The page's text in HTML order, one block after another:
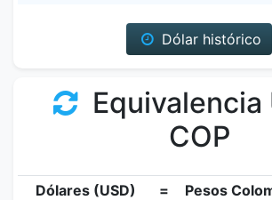
Dólar histórico
Equivalencia
COP
Dólares (USD) =
Pesos